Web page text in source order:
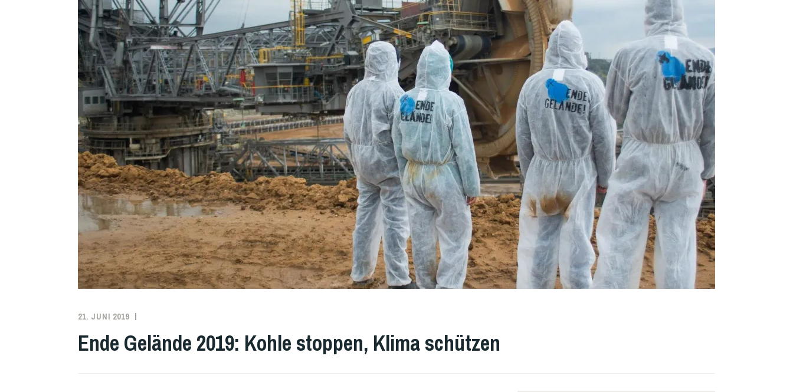
21. JUNI 2019
Ende Gelände 2019: Kohle stoppen, Klima schützen